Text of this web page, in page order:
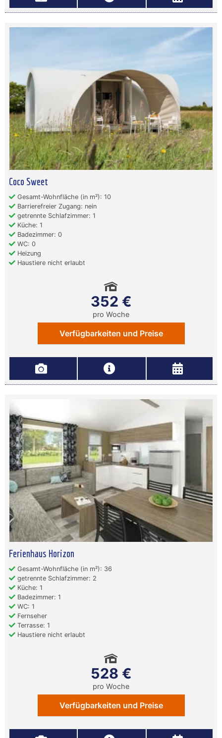
Coco Sweet
Gesamt-Wohnfläche (in m²): 10
Barrierefreier Zugang: nein
getrennte Schlafzimmer: 1
Küche: 1
Badezimmer: 0
WC: 0
Heizung
Haustiere nicht erlaubt
352 €
pro Woche
Verfügbarkeiten und Preise
Ferienhaus Horizon
Gesamt-Wohnfläche (in m²): 36
getrennte Schlafzimmer: 2
Küche: 1
Badezimmer: 1
WC: 1
Fernseher
Terrasse: 1
Haustiere nicht erlaubt
528 €
pro Woche
Verfügbarkeiten und Preise